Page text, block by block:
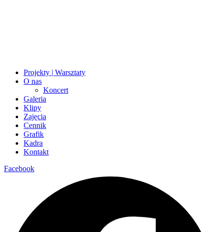
Projekty | Warsztaty
O nas
Koncert
Galeria
Klipy
Zajęcia
Cennik
Grafik
Kadra
Kontakt
Facebook